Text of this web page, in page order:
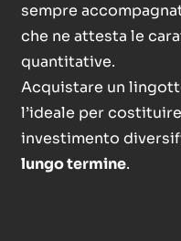
sempre
che ne attesta le
quantitative.
Acquistare un
l’ideale per
investimento
lungo termine.